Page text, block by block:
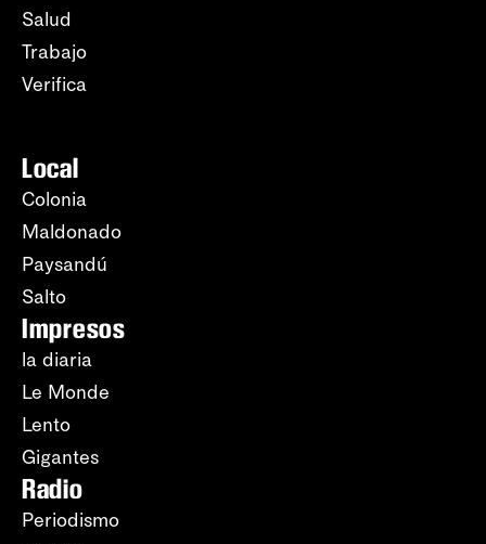
Salud
Trabajo
Verifica
Local
Colonia
Maldonado
Paysandú
Salto
Impresos
la diaria
Le Monde
Lento
Gigantes
Radio
Periodismo